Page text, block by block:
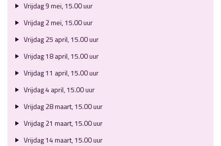
Vrijdag 9 mei, 15.00 uur
Vrijdag 2 mei, 15.00 uur
Vrijdag 25 april, 15.00 uur
Vrijdag 18 april, 15.00 uur
Vrijdag 11 april, 15.00 uur
Vrijdag 4 april, 15.00 uur
Vrijdag 28 maart, 15.00 uur
Vrijdag 21 maart, 15.00 uur
Vrijdag 14 maart, 15.00 uur